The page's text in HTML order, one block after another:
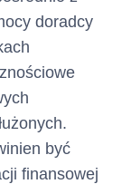
doradcy
być
finansowej